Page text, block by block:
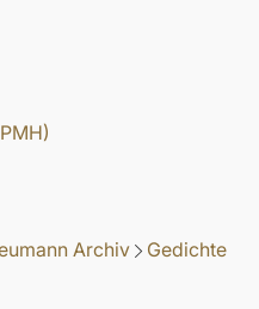
Archiv Gedichte